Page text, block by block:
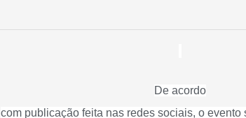
De acordo
com publicação feita nas redes sociais, o evento